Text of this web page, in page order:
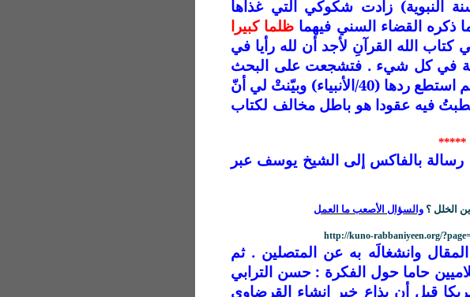
النبوية) زادت شكوكي التي غذاها
ذكره القضاء السني فيهما ظلما كبيرا
الله القرآنِ لأجد أن لله رأيا في
في كل شيء . فتشجعت على البحث
في كتاب الله وآياته التي بَهتتني ولم استطع ردها (40/الأنبياء) وبيّنتْ لي أنّ
فيه عقودا هو باطل مخالف لكتاب
*****
في رسالة بالفاكس إلى الشيخ يوسف عبر
الخلل ؟ والسؤال الأصعب ما العمل
http://kuno-rabbaniyeen.org/
وانشغالَه به عن المتصلين . ثم
حاما حول الفكرة : حسن الترابي
قبل أن يذاع خبر إنشاء القرضاوي